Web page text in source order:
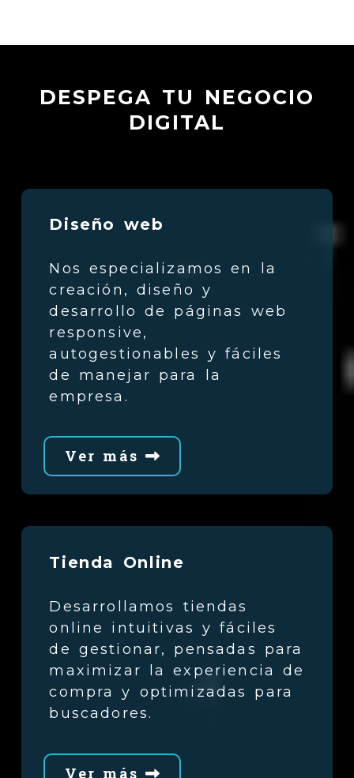
DESPEGA TU NEGOCIO
DIGITAL
Diseño web
Nos especializamos en la
creación, diseño y
desarrollo de páginas web
responsive,
autogestionables y fáciles
de manejar para la
empresa.
Ver más
Tienda Online
Desarrollamos tiendas
online intuitivas y fáciles
de gestionar, pensadas para
maximizar la experiencia de
compra y optimizadas para
buscadores.
Ver más